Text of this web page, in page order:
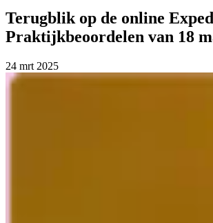
Terugblik op de online
Praktijkbeoordelen van 18
24 mrt 2025